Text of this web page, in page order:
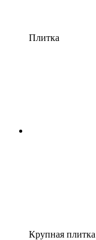
Плитка
Крупная плитка